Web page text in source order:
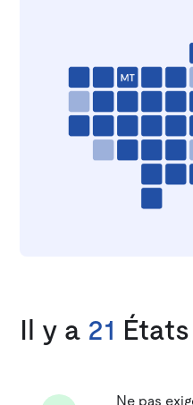
Il y a 21
Ne pas